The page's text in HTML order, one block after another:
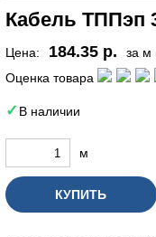
Кабель ТППэп
Цена: 184.35 р.
за м
Оценка товара
В наличии
м
КУПИТЬ